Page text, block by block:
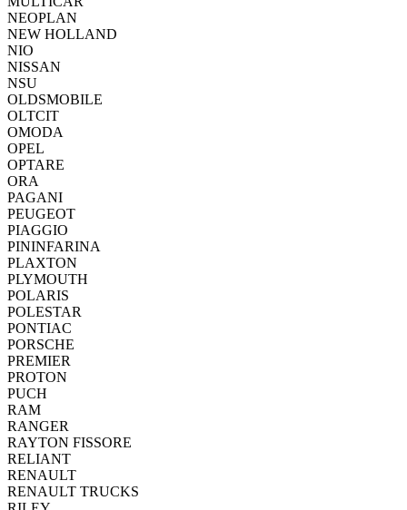
NEOPLAN
NEW HOLLAND
NIO
NISSAN
NSU
OLDSMOBILE
OLTCIT
OMODA
OPEL
OPTARE
ORA
PAGANI
PEUGEOT
PIAGGIO
PININFARINA
PLAXTON
PLYMOUTH
POLARIS
POLESTAR
PONTIAC
PORSCHE
PREMIER
PROTON
PUCH
RAM
RANGER
RAYTON FISSORE
RELIANT
RENAULT
RENAULT TRUCKS